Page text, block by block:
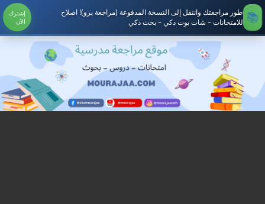
طور مراجعتك وانتقل إلى النسخة المدفوعة (مراجعة برو)! اصلاح
للامتحانات – شات بوت ذكي – بحث ذكي
إشترك
الآن